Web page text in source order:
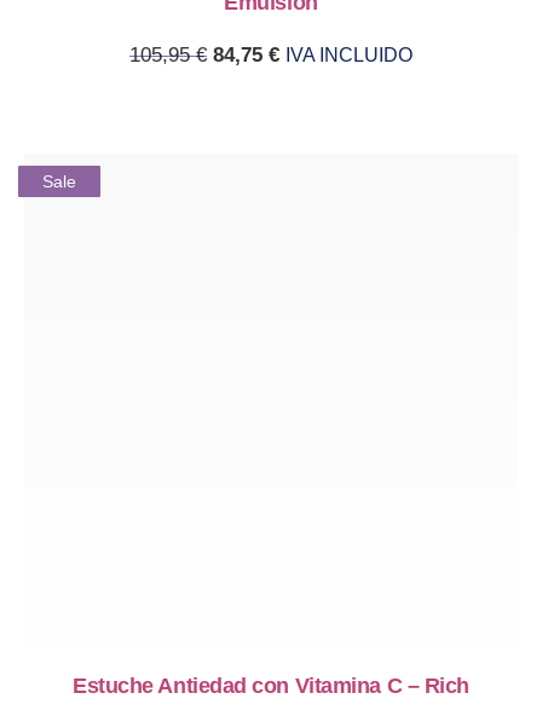
105,95€ Original price was: 105,95 €.
84,75 €Current price is: 84,75 €.
IVA INCLUIDO
Sale
Estuche Antiedad con Vitamina C – Rich